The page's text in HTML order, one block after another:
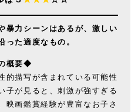
力シーンはあるが、激しい
った適度なもの。
概要◆
的描写が含まれている可能性
子が見ると、刺激が強すぎる
映画鑑賞経験が豊富なお子さ